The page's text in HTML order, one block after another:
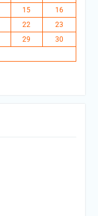
15
16
22
23
29
30